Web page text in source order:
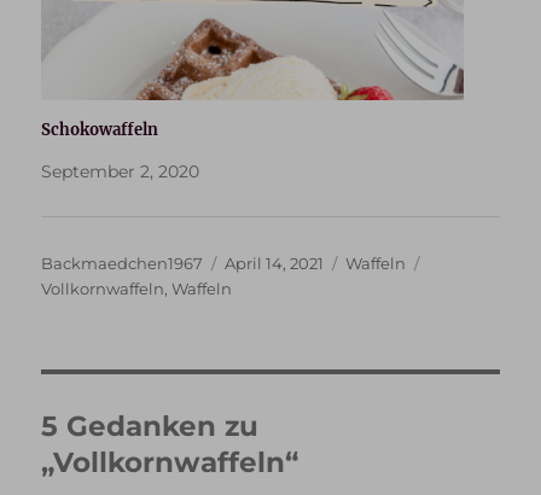
Schokowaffeln
September 2, 2020
Autor
Backmaedchen1967
Veröffentlicht
am
April 14, 2021 Kategorien
Waffeln
Vollkornwaffeln,Waffeln
5 Gedanken zu
„Vollkornwaffeln“